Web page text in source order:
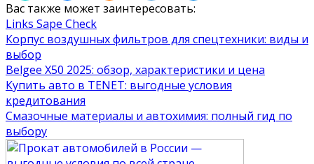
Вас также может заинтересовать:
Links Sape Check
Корпус воздушных фильтров для спецтехники: виды и
выбор
Belgee X50 2025: обзор, характеристики и цена
Купить авто в TENET: выгодные условия
кредитования
Смазочные материалы и автохимия: полный гид по
выбору